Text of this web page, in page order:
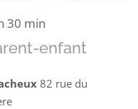
30 min
enfant
82 rue du